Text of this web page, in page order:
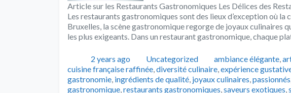
Article sur les Restaurants Gastronomiques Les Délices des
Les restaurants gastronomiques sont des lieux d’exception où la
Bruxelles, la scène gastronomique regorge de joyaux culinaires
les plus exigeants. Dans un restaurant gastronomique, chaque
Publié2 years ago Catégories
Uncategorized Tags
ambiance élégante,
cuisine française raffinée,diversité culinaire,expérience
gastronomie, ingrédients de qualité, joyaux culinaires,passionnés
gastronomique,restaurants gastronomiques,saveurs exotiques,